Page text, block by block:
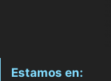
Estamos en: